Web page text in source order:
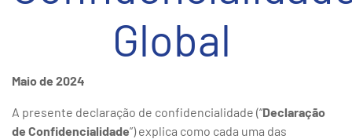
Global
Maio de 2024
A presente declaração de confidencialidade (“Declaração
de Confidencialidade”) explica como cada uma das